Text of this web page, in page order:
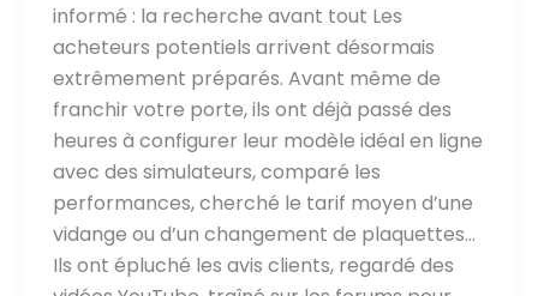
informé : la recherche avant tout Les
acheteurs potentiels arrivent désormais
extrêmement préparés. Avant même de
franchir votre porte, ils ont déjà passé des
heures à configurer leur modèle idéal en ligne
avec des simulateurs, comparé les
performances, cherché le tarif moyen d’une
vidange ou d’un changement de plaquettes…
Ils ont épluché les avis clients, regardé des